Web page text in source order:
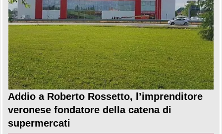
Addio a Roberto Rossetto, l’imprenditore
veronese fondatore della catena di
supermercati